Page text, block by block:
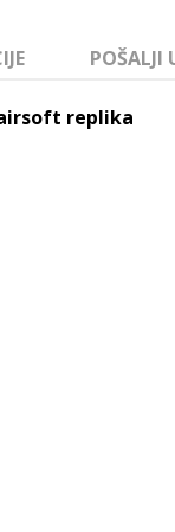
POŠALJI
airsoft replika